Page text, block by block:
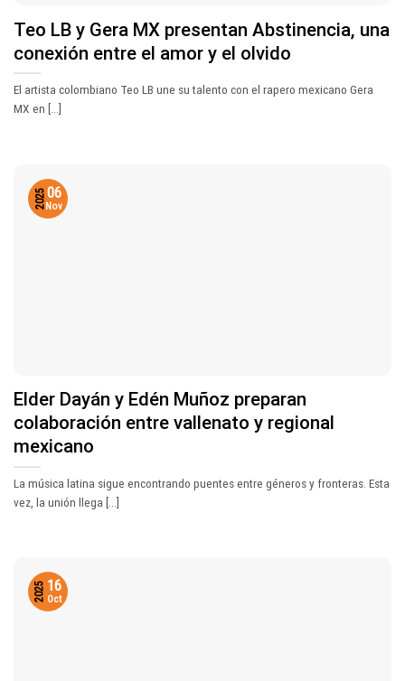
Teo LB y Gera MX presentan Abstinencia, una
conexión entre el amor y el olvido
El artista colombiano Teo LB une su talento con el rapero mexicano Gera
MX en [...]
Elder Dayán y Edén Muñoz preparan
colaboración entre vallenato y regional
mexicano
La música latina sigue encontrando puentes entre géneros y fronteras. Esta
vez, la unión llega [...]
06
Nov
2025
16
Oct
2025